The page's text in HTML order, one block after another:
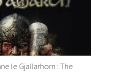
le Gjallarhorn : The